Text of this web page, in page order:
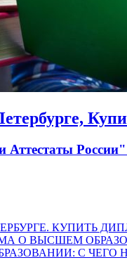
России"
КУПИТЬ
О ВЫСШЕМ
С ЧЕГО